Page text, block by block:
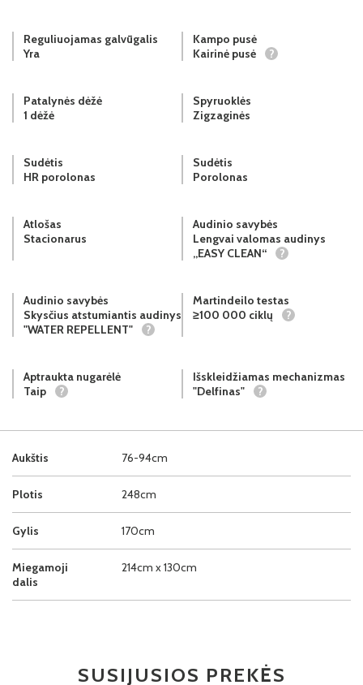
Aukštis 76-94cm
Plotis 248cm
Gylis 170cm
Miegamoji
dalis
214cm x 130cm
Reguliuojamas galvūgalis
Yra
Kampo pusė
Kairinė pusė
?
Patalynės dėžė
1 dėžė
Spyruoklės
Zigzaginės
Sudėtis
HR porolonas
Sudėtis
Porolonas
Atlošas
Stacionarus
Audinio savybės
Lengvai valomas audinys
„EASY CLEAN“
?
Audinio savybės
Skysčius atstumiantis audinys
"WATER REPELLENT"
?
Martindeilo testas
≥100 000 ciklų
?
Aptraukta nugarėlė
Taip
?
Išskleidžiamas mechanizmas
"Delfinas"
?
SUSIJUSIOS PREKĖS